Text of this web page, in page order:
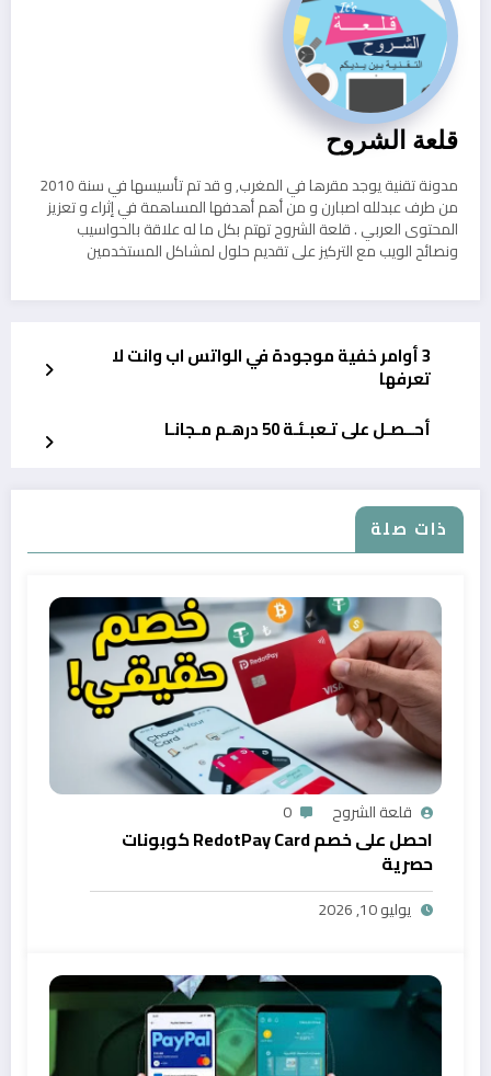
قلعة الشروح
مدونة تقنية يوجد مقرها في المغرب, و قد تم تأسيسها في سنة 2010
من طرف عبدلله اصبارن و من أهم أهدفها المساهمة في إثراء و تعزيز
المحتوى العربي . قلعة الشروح تهتم بكل ما له علاقة بالحواسيب
ونصائح الويب مع التركيز على تقديم حلول لمشاكل المستخدمين
3 أوامر خفية موجودة في الواتس اب وانت لا
تعرفها
أحــصـل على تـعبـئـة 50 درهـم مـجانـا
ذات صلة
قلعة الشروح 0
احصل على خصم RedotPay Card كوبونات
حصرية
يوليو 10, 2026